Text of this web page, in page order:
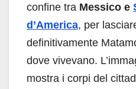
confine tra Messico e
d’America, per
definitivamente
dove vivevano.
mostra i corpi del